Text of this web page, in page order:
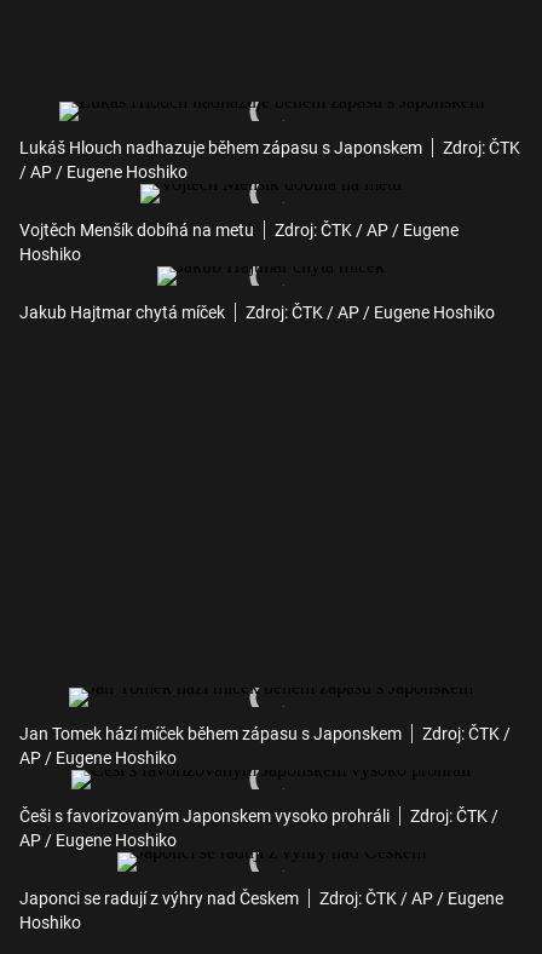
Lukáš Hlouch nadhazuje během zápasu s Japonskem
Zdroj: ČTK
/ AP / Eugene Hoshiko
Vojtěch Menšík dobíhá na metu
Zdroj: ČTK / AP / Eugene
Hoshiko
Jakub Hajtmar chytá míček Zdroj: ČTK / AP / Eugene Hoshiko
Jan Tomek hází míček během zápasu s Japonskem
Zdroj: ČTK /
AP / Eugene Hoshiko
Češi s favorizovaným Japonskem vysoko prohráli
Zdroj: ČTK /
AP / Eugene Hoshiko
Japonci se radují z výhry nad Českem
Zdroj: ČTK / AP / Eugene
Hoshiko